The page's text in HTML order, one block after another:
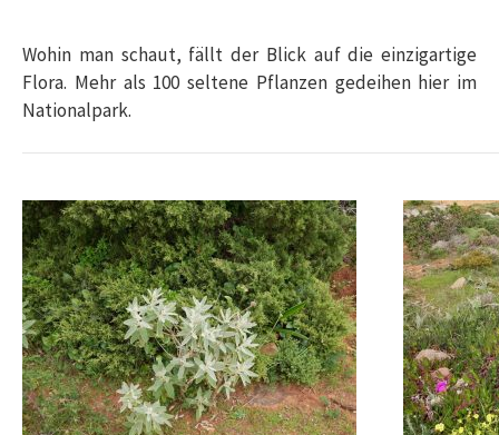
Wohin man schaut, fällt der Blick auf die einzigartige
Flora. Mehr als 100 seltene Pflanzen gedeihen hier im
Nationalpark.